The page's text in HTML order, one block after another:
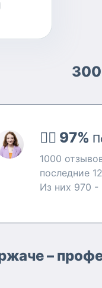
👍🏻 97%
1000
последние
Из них 970 -
–